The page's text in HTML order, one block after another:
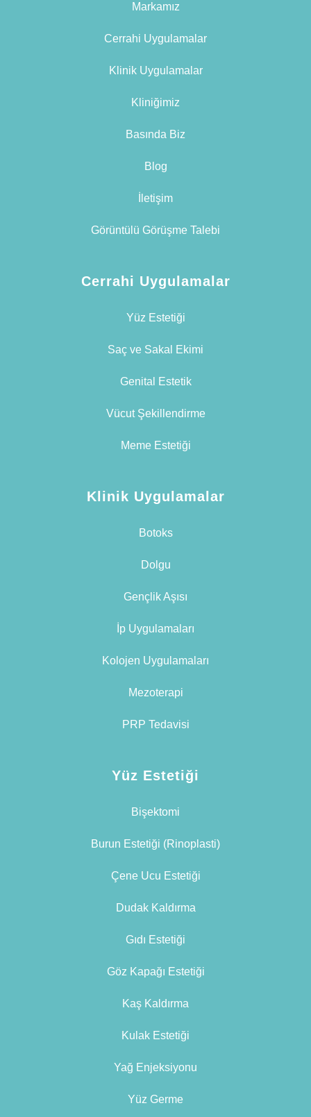
Markamız
Cerrahi Uygulamalar
Klinik Uygulamalar
Kliniğimiz
Basında Biz
Blog
İletişim
Görüntülü Görüşme Talebi
Cerrahi Uygulamalar
Yüz Estetiği
Saç ve Sakal Ekimi
Genital Estetik
Vücut Şekillendirme
Meme Estetiği
Klinik Uygulamalar
Botoks
Dolgu
Gençlik Aşısı
İp Uygulamaları
Kolojen Uygulamaları
Mezoterapi
PRP Tedavisi
Yüz Estetiği
Bişektomi
Burun Estetiği (Rinoplasti)
Çene Ucu Estetiği
Dudak Kaldırma
Gıdı Estetiği
Göz Kapağı Estetiği
Kaş Kaldırma
Kulak Estetiği
Yağ Enjeksiyonu
Yüz Germe